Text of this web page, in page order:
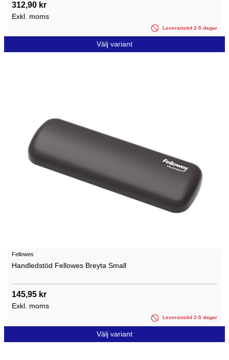
312,90 kr
Exkl. moms
Leveranstid 2-5 dagar
Välj variant
Fellowes
Handledstöd Fellowes Breyta Small
145,95 kr
Exkl. moms
Leveranstid 2-5 dagar
Välj variant